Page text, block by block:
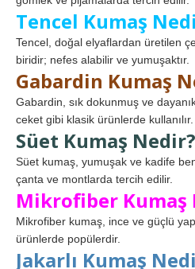
Tencel Kumaş
Tencel, doğal elyaflardan üretilen
biridir; nefes alabilir ve yumuşaktır.
Gabardin Kumaş
Gabardin, sık dokunmuş ve
ceket gibi klasik ürünlerde kullanılır.
Süet Kumaş Nedir?
Süet kumaş, yumuşak ve kadife
çanta ve montlarda tercih edilir.
Mikrofiber Kumaş
Mikrofiber kumaş, ince ve güçlü
ürünlerde popülerdir.
Jakarlı Kumaş